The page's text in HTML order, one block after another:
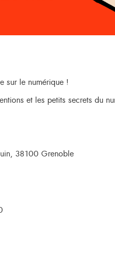
sur le numérique !
et les petits secrets du
38100 Grenoble